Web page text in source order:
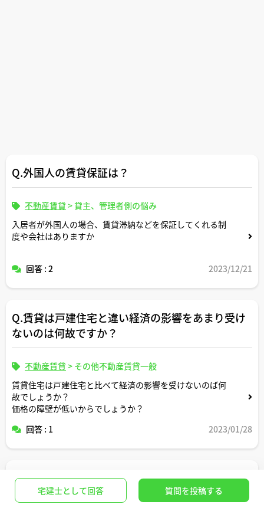
Q.外国人の賃貸保証は？
不動産賃貸 >貸主、管理者側の悩み
入居者が外国人の場合、賃貸滞納などを保証してくれる制
度や会社はありますか
回答 : 2 2023/12/21
Q.賃貸は戸建住宅と違い経済の影響をあまり受け
ないのは何故ですか？
不動産賃貸 > その他不動産賃貸一般
賃貸住宅は戸建住宅と比べて経済の影響を受けないのば何
故でしょうか？
価格の障壁が低いからでしょうか？
回答 : 1
2023/01/28
Q.失業保険受給中でも賃貸契約は可能？
宅建士として回答 質問を投稿する